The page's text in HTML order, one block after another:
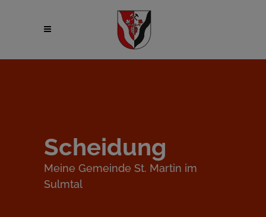
Scheidung
Meine Gemeinde St. Martin im
Sulmtal